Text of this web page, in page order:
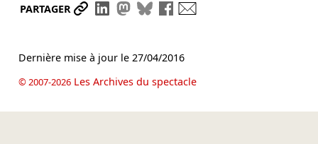
PARTAGER Partager le lien
Partager sur LinkedIn
Partager sur Mastodon
Partager sur Bluesky
Partager sur Facebook
Dernière mise à jour le 27/04/2016
© 2007-2026Les Archives du spectacle